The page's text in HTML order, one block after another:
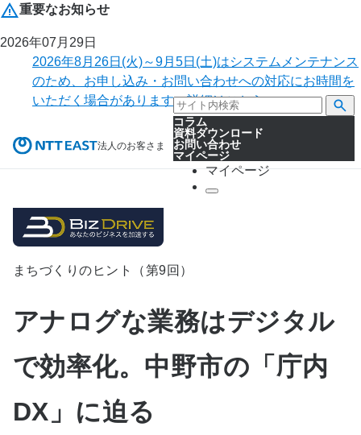
重要なお知らせ
2026年07月29日
2026年8月26日(火)～9月5日(土)はシステムメンテナンス
のため、お申し込み・お問い合わせへの対応にお時間を
いただく場合があります。詳細はこちら。
法人のお客さま
コラム
資料ダウンロード
お問い合わせ
マイページ
マイページ
まちづくりのヒント（第9回）
アナログな業務はデジタル
で効率化。中野市の「庁内
DX」に迫る